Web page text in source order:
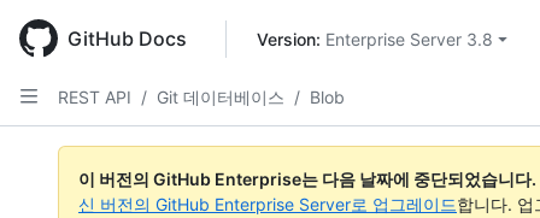
main
content
GitHub Docs Version: Enterprise Server 3.8
REST API / Git 데이터베이스 / Blob
이 버전의 GitHub Enterprise는 다음 날짜에 중단되었습니다.
신 버전의 GitHub Enterprise Server로 업그레이드합니다.